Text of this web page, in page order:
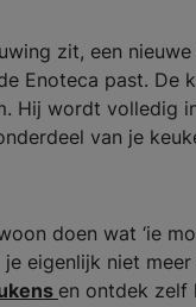
zit, een
Enoteca past. De
Hij wordt volledig
van je
doen wat ‘ie
eigenlijk niet
en ontdek zelf